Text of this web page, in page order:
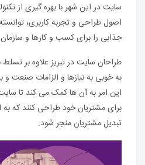
سایت در این شهر با بهره گیری از
اصول طراحی و تجربه کاربری،
جذابی را برای کسب و کارها و
طراحان سایت در تبریز علاوه بر
به خوبی به نیازها و الزامات صنعت و
این امر به آن ها کمک می کند تا
برای مشتریان خود طراحی کنند که به
تبدیل مشتریان منجر شود.